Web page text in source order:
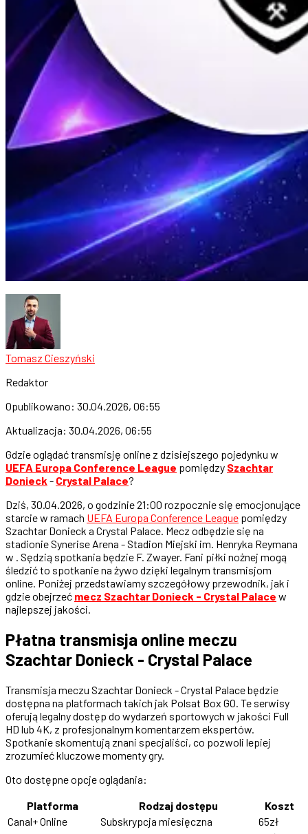
Tomasz Cieszyński
Redaktor
Opublikowano: 30.04.2026, 06:55
Aktualizacja: 30.04.2026, 06:55
Gdzie oglądać transmisję online z dzisiejszego pojedynku w
UEFA Europa Conference League pomiędzy Szachtar
Donieck - Crystal Palace?
Dziś, 30.04.2026, o godzinie 21:00 rozpocznie się emocjonujące
starcie w ramach UEFA Europa Conference League pomiędzy
Szachtar Donieck a Crystal Palace. Mecz odbędzie się na
stadionie Synerise Arena - Stadion Miejski im. Henryka Reymana
w . Sędzią spotkania będzie F. Zwayer. Fani piłki nożnej mogą
śledzić to spotkanie na żywo dzięki legalnym transmisjom
online. Poniżej przedstawiamy szczegółowy przewodnik, jak i
gdzie obejrzeć mecz Szachtar Donieck - Crystal Palace w
najlepszej jakości.
Płatna transmisja online meczu
Szachtar Donieck - Crystal Palace
Transmisja meczu Szachtar Donieck - Crystal Palace będzie
dostępna na platformach takich jak Polsat Box GO. Te serwisy
oferują legalny dostęp do wydarzeń sportowych w jakości Full
HD lub 4K, z profesjonalnym komentarzem ekspertów.
Spotkanie skomentują znani specjaliści, co pozwoli lepiej
zrozumieć kluczowe momenty gry.
Oto dostępne opcje oglądania:
Platforma
Rodzaj dostępu
Koszt
Canal+ Online
Subskrypcja miesięczna
65zł